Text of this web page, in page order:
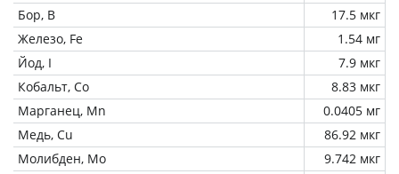
Бор, B
17.5 мкг
Железо, Fe
1.54 мг
Йод, I
7.9 мкг
Кобальт, Co
8.83 мкг
Марганец, Mn
0.0405 мг
Медь, Cu
86.92 мкг
Молибден, Mo
9.742 мкг